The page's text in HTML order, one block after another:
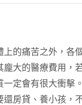
上的痛苦之外，各
龐大的醫療費用，
一定會有很大衝擊
還房貸、養小孩，